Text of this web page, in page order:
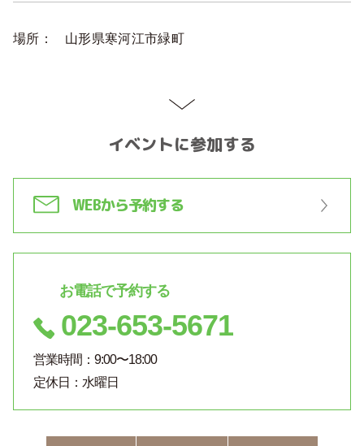
場所： 山形県寒河江市緑町
イベントに参加する
WEBから予約する
お電話で予約する
023-653-5671
営業時間：9:00〜18:00
定休日：水曜日